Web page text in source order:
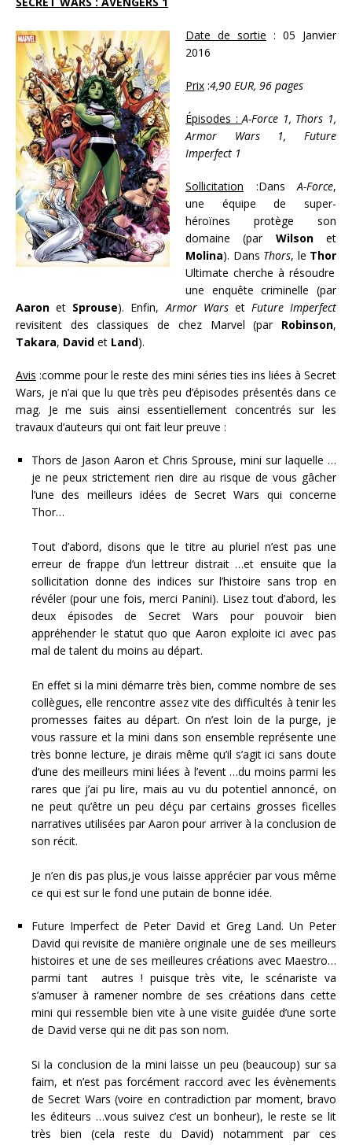
Date de sortie : 05 Janvier
2016
Prix :4,90 EUR, 96 pages
Épisodes :A-Force 1, Thors 1,
Armor Wars 1, Future
Imperfect 1
Sollicitation :Dans A-Force,
une équipe de super-
héroïnes protège son
domaine (par Wilsonet
Molina). Dans Thors, le Thor
Ultimate cherche à résoudre
une enquête criminelle (par
Aaron et Sprouse). Enfin, Armor Warset Future Imperfect
revisitent des classiques de chez Marvel (par Robinson,
Takara, David et Land).
Avis :comme pour le reste des mini séries ties ins liées à Secret
Wars, je n’ai que lu que très peu d’épisodes présentés dans ce
mag. Je me suis ainsi essentiellement concentrés sur les
travaux d’auteurs qui ont fait leur preuve :
Thors de Jason Aaron et Chris Sprouse, mini sur laquelle …
je ne peux strictement rien dire au risque de vous gâcher
l’une des meilleurs idées de Secret Wars qui concerne
Thor…
Tout d’abord, disons que le titre au pluriel n’est pas une
erreur de frappe d’un lettreur distrait …et ensuite que la
sollicitation donne des indices sur l’histoire sans trop en
révéler (pour une fois, merci Panini). Lisez tout d’abord, les
deux épisodes de Secret Wars pour pouvoir bien
appréhender le statut quo que Aaron exploite ici avec pas
mal de talent du moins au départ.
En effet si la mini démarre très bien, comme nombre de ses
collègues, elle rencontre assez vite des difficultés à tenir les
promesses faites au départ. On n’est loin de la purge, je
vous rassure et la mini dans son ensemble représente une
très bonne lecture, je dirais même qu’il s’agit ici sans doute
d’une des meilleurs mini liées à l’event …du moins parmi les
rares que j’ai pu lire, mais au vu du potentiel annoncé, on
ne peut qu’être un peu déçu par certains grosses ficelles
narratives utilisées par Aaron pour arriver à la conclusion de
son récit.
Je n’en dis pas plus,je vous laisse apprécier par vous même
ce qui est sur le fond une putain de bonne idée.
Future Imperfect de Peter David et Greg Land. Un Peter
David qui revisite de manière originale une de ses meilleurs
histoires et une de ses meilleures créations avec Maestro…
parmi tant autres ! puisque très vite, le scénariste va
s’amuser à ramener nombre de ses créations dans cette
mini qui ressemble bien vite à une visite guidée d’une sorte
de David verse qui ne dit pas son nom.
Si la conclusion de la mini laisse un peu (beaucoup) sur sa
faim, et n’est pas forcément raccord avec les évènements
de Secret Wars (voire en contradiction par moment, bravo
les éditeurs …vous suivez c’est un bonheur), le reste se lit
très bien (cela reste du David) notamment par ces